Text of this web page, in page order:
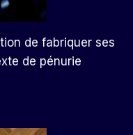
de fabriquer ses
de pénurie